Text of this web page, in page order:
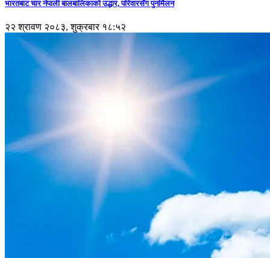
भारतबाट चार नेपाली बालबालिकाको उद्धार, परिवारसँग पुनर्मिलन
२२ श्रावण २०८३, शुक्रबार १८:५२